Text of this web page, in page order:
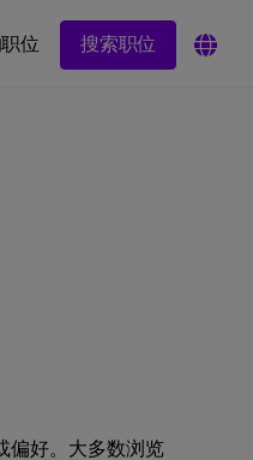
位 搜索职位
偏好。大多数浏览